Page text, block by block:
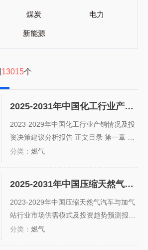
煤炭 电力
新能源
13015个
2025-2031年中国化工行业产销情况及投资决策建议分析报告
2023-2029年中国化工行业产销情况及投
资决策建议分析报告 正文目录 第一章 化
工行业发展综述 第一节 化工行业定义及
分析 二、化工行业在国民经济中的地位
三、化工行业生命周期分析 第二章...
分类： 燃气
2025-2031年中国压缩天然气汽车与加气站行业市场供需模式及投资趋势预测报告
2023-2029年中国压缩天然气汽车与加气
站行业市场供需模式及投资趋势预测报告
正文目录 第一章 压缩天然气汽车与加气
分类： 燃气